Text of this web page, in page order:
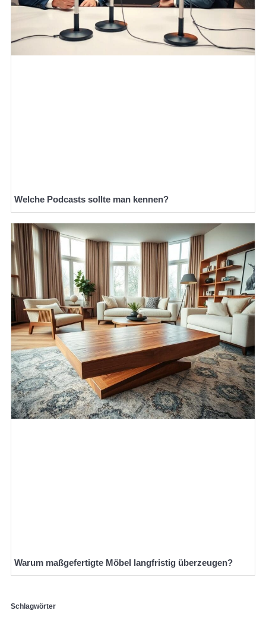
Welche Podcasts sollte man kennen?
Warum maßgefertigte Möbel langfristig überzeugen?
Schlagwörter